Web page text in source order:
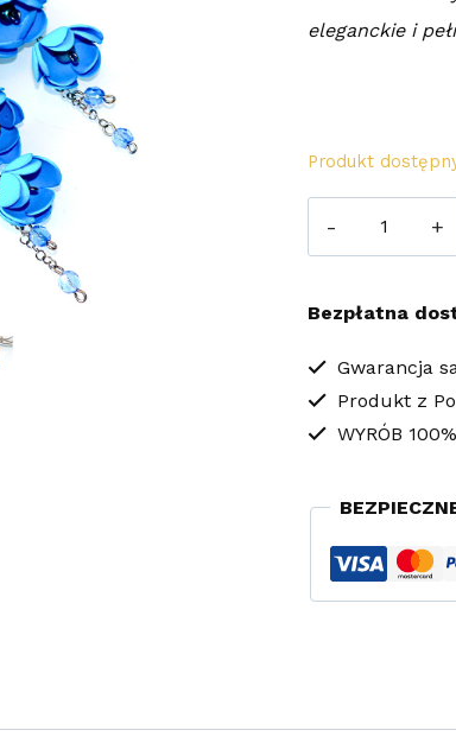
eleganckie i
Produkt
Długie
Blossom
Kwiaty
Niebieskie
Bezpłatna
Gwarancja
Produkt z
WYRÓB